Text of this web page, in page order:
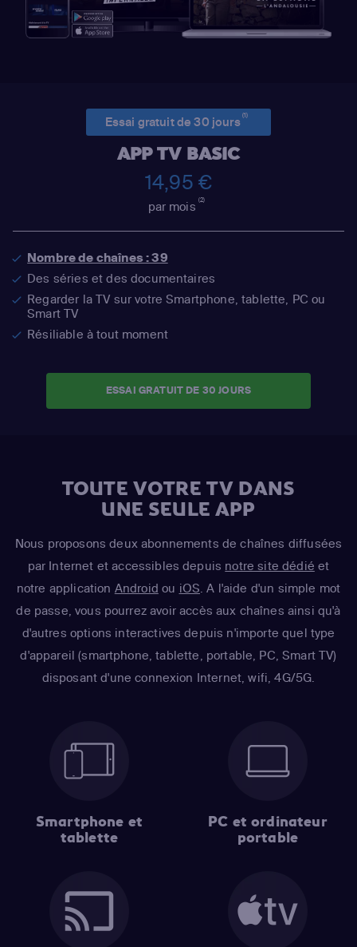
Essai gratuit de 30 jours(1)
APP TV BASIC
14,95 €
par mois(2)
Nombre de chaînes : 39
Des séries et des documentaires
Regarder la TV sur votre Smartphone, tablette, PC ou
Smart TV
Résiliable à tout moment
ESSAI GRATUIT DE 30 JOURS
TOUTE VOTRE TV DANS
UNE SEULE APP
Nous proposons deux abonnements de chaînes diffusées
par Internet et accessibles depuis notre site dédié et
notre application Android ou iOS . A l'aide d'un simple mot
de passe, vous pourrez avoir accès aux chaînes ainsi qu'à
d'autres options interactives depuis n'importe quel type
d'appareil (smartphone, tablette, portable, PC, Smart TV)
disposant d'une connexion Internet, wifi, 4G/5G.
Smartphone et
tablette
PC et ordinateur
portable